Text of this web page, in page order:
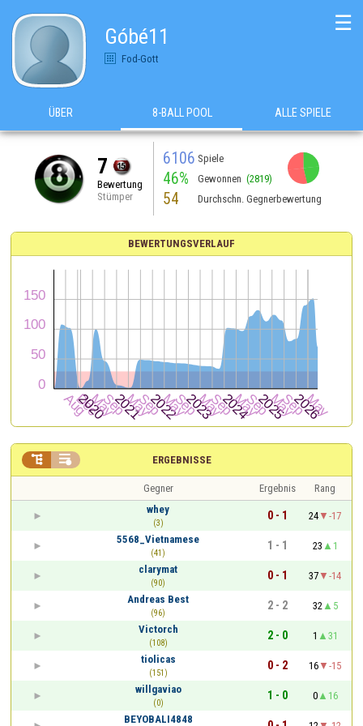
Góbé11
Fod-Gott
☰
ÜBER 8-BALL POOL ALLE SPIELE
7
Bewertung
Stümper
6106 Spiele
46% Gewonnen (2819)
54 Durchschn. Gegnerbewertung
BEWERTUNGSVERLAUF
ERGEBNISSE
 
Gegner Ergebnis
Rang
whey
(3)
0 - 1 24
-17
5568_Vietnamese
(41)
1 - 1 23
1
clarymat
(90)
0 - 1 37
-14
Andreas Best
(96)
2 - 2 32
5
Victorch
(108)
2 - 0 1
31
tiolicas
(151)
0 - 2 16
-15
willgaviao
(0)
1 - 0 0
16
BEYOBALI4848